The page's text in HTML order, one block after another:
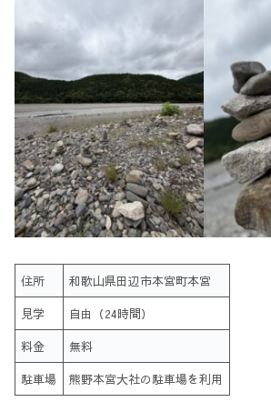
住所 和歌山県田辺市本宮町本宮
見学 自由（24時間）
料金 無料
駐車場 熊野本宮大社の駐車場を利用